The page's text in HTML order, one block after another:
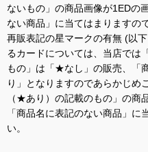
ないもの」の商品画像が1EDの
ない商品」に当てはまりますの
再販表記の星マークの有無 (以
るカードについては、当店で
もの」は「★なし」の販売、「
り」となりますのであらかじめ
（★あり）の記載のもの」の商
「商品名に表記のない商品」に
い。